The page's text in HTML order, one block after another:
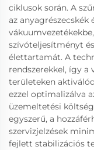
ciklusok során. A
az anyagrészecskék
szívóteljesítményt
élettartamát. A
rendszerekkel, így a
területeken
ezzel optimalizálva
üzemeltetési
egyszerű, a
szervizjelzések
fejlett stabilizációs